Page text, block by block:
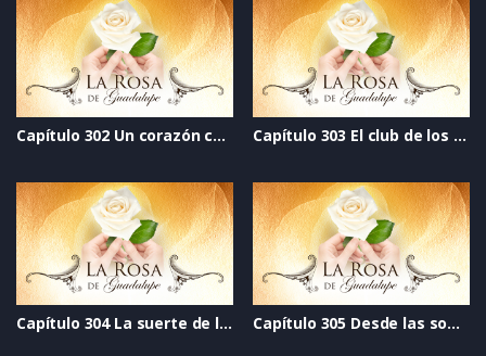
Capítulo 302 Un corazón completo Capítulo 303 El club de los no abortados
Capítulo 304 La suerte de la fea a las inteligentes nos vale gorro Capítulo 305 Desde las sombras